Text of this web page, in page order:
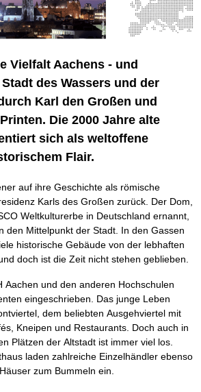
Vielfalt Aachens - und
des Wassers und der
Karl den Großen und
Die 2000 Jahre alte
sich als weltoffene
Flair.
auf ihre Geschichte als römische
Karls des Großen zurück. Der Dom,
Weltkulturerbe in Deutschland ernannt,
den Mittelpunkt der Stadt. In den Gassen
historische Gebäude von der lebhaften
doch ist die Zeit nicht stehen geblieben.
Aachen und den anderen Hochschulen
eingeschrieben. Das junge Leben
dem beliebten Ausgehviertel mit
Kneipen und Restaurants. Doch auch in
Plätzen der Altstadt ist immer viel los.
laden zahlreiche Einzelhändler ebenso
zum Bummeln ein.